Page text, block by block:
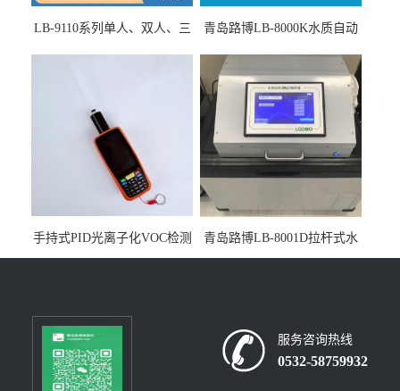
LB-9110系列单人、双人、三
青岛路博LB-8000K水质自动
手持式PID光离子化VOC检测
仪（挥发性有机物设备）
青岛路博LB-8001D拉杆式水
质采样器
服务咨询热线
0532-58759932